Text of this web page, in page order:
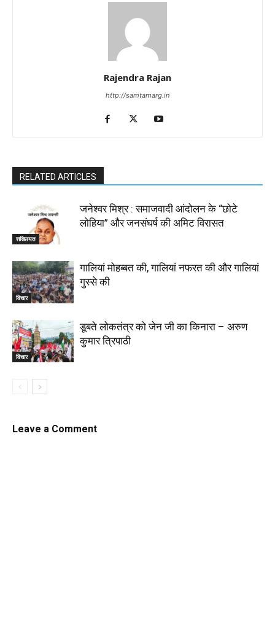
Rajendra Rajan
http://samtamarg.in
RELATED ARTICLES
शख्सियत
जनेश्वर मिश्र : समाजवादी आंदोलन के “छोटे
लोहिया” और जनसंघर्ष की अमिट विरासत
विचार
गालियां मोहब्बत की, गालियां नफरत की और गालियां
गुस्से की
विचार
डूबते लोकतंत्र को जेन जी का किनारा – अरुण
कुमार त्रिपाठी
Leave a Comment